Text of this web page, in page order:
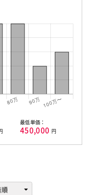
最低単価：
450,000 円